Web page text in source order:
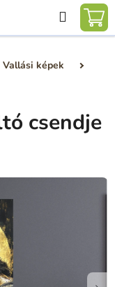
Vallási képek
csendje